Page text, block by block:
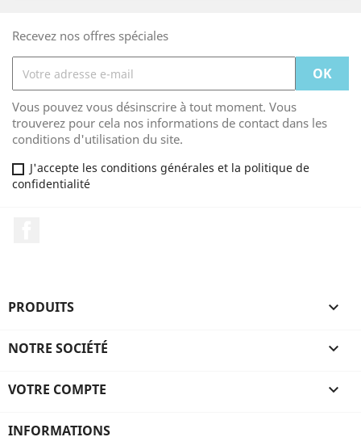
Recevez nos offres spéciales
Vous pouvez vous désinscrire à tout moment. Vous
trouverez pour cela nos informations de contact dans les
conditions d'utilisation du site.
J'accepte les conditions générales et la politique de
confidentialité
PRODUITS 
NOTRE SOCIÉTÉ 
VOTRE COMPTE 
INFORMATIONS